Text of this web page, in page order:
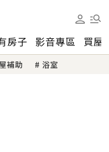
房子 影音專區 買屋
補助 浴室